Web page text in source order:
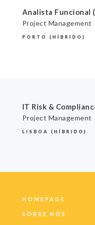
Analista Funcional
Project Management
PORTO (HÍBRIDO)
IT Risk &
Project Management
LISBOA (HÍBRIDO)
HOMEPAGE
SOBRE NÓS